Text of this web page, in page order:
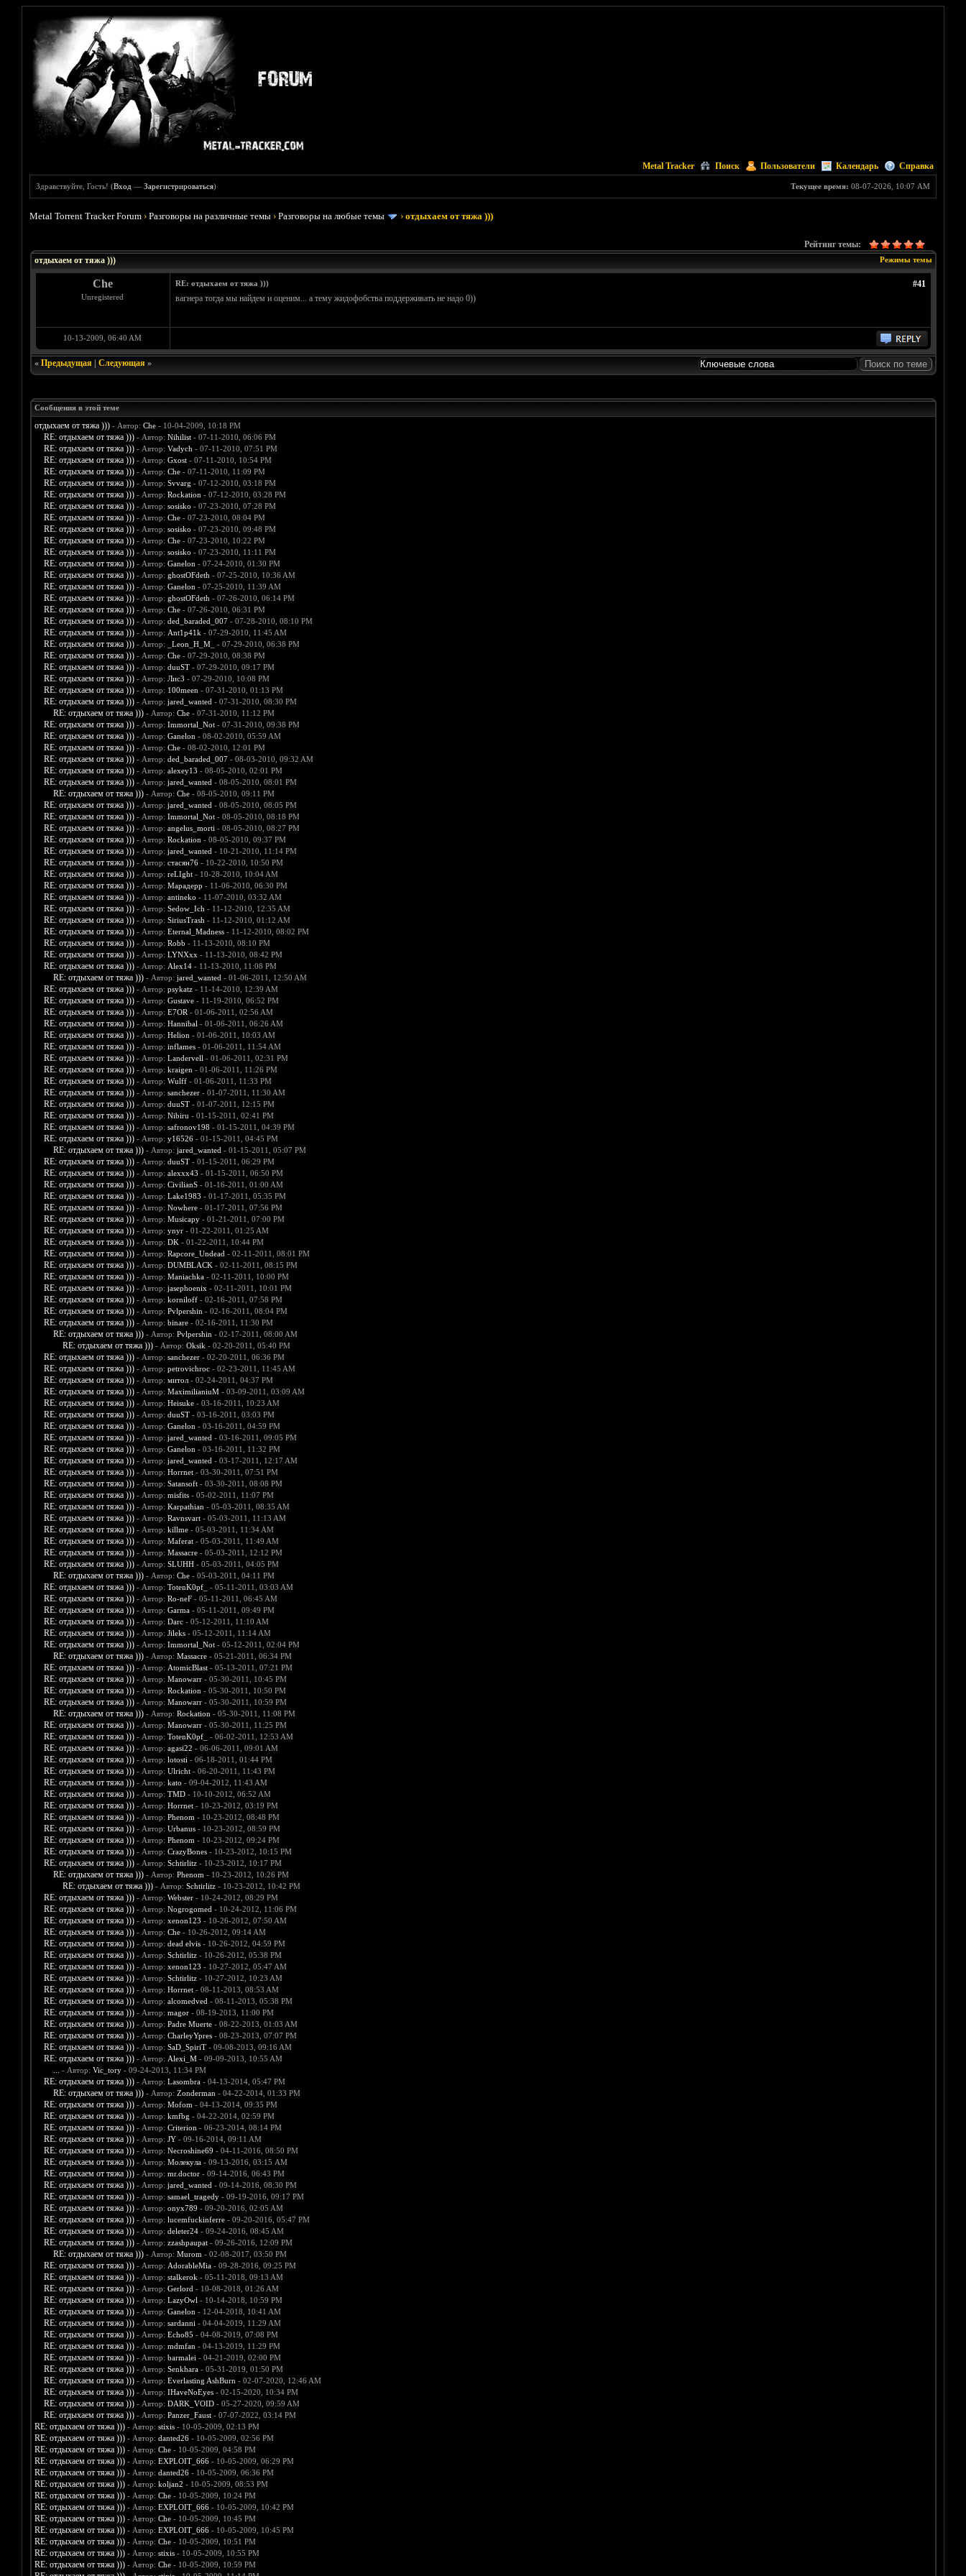
Metal Tracker Поиск Пользователи Календарь Справка
Текущее время: 08-07-2026, 10:07 AM
Здравствуйте, Гость! (Вход —Зарегистрироваться)
Metal Torrent Tracker Forum ›Разговоры на различные темы ›Разговоры на любые темы ›отдыхаем от тяжа )))
Рейтинг темы:
Режимы темы
отдыхаем от тяжа )))
Che
Unregistered
#41
RE: отдыхаем от тяжа )))
вагнера тогда мы найдем и оценим... а тему жидофобства поддерживать не надо 0))
10-13-2009, 06:40 AM
« Предыдущая| Следующая»
Сообщения в этой теме
отдыхаем от тяжа ))) - Автор: Che- 10-04-2009, 10:18 PM
RE: отдыхаем от тяжа ))) - Автор: Nihilist- 07-11-2010, 06:06 PM
RE: отдыхаем от тяжа ))) - Автор: Vadych - 07-11-2010, 07:51 PM
RE: отдыхаем от тяжа ))) - Автор: Gxost- 07-11-2010, 10:54 PM
RE: отдыхаем от тяжа ))) - Автор: Che- 07-11-2010, 11:09 PM
RE: отдыхаем от тяжа ))) - Автор: Svvarg - 07-12-2010, 03:18 PM
RE: отдыхаем от тяжа ))) - Автор: Rockation - 07-12-2010, 03:28 PM
RE: отдыхаем от тяжа ))) - Автор: sosisko - 07-23-2010, 07:28 PM
RE: отдыхаем от тяжа ))) - Автор: Che- 07-23-2010, 08:04 PM
RE: отдыхаем от тяжа ))) - Автор: sosisko - 07-23-2010, 09:48 PM
RE: отдыхаем от тяжа ))) - Автор: Che- 07-23-2010, 10:22 PM
RE: отдыхаем от тяжа ))) - Автор: sosisko - 07-23-2010, 11:11 PM
RE: отдыхаем от тяжа ))) - Автор: Ganelon - 07-24-2010, 01:30 PM
RE: отдыхаем от тяжа ))) - Автор: ghostOFdeth - 07-25-2010, 10:36 AM
RE: отдыхаем от тяжа ))) - Автор: Ganelon - 07-25-2010, 11:39 AM
RE: отдыхаем от тяжа ))) - Автор: ghostOFdeth - 07-26-2010, 06:14 PM
RE: отдыхаем от тяжа ))) - Автор: Che- 07-26-2010, 06:31 PM
RE: отдыхаем от тяжа ))) - Автор: ded_baraded_007- 07-28-2010, 08:10 PM
RE: отдыхаем от тяжа ))) - Автор: Ant1p41k - 07-29-2010, 11:45 AM
RE: отдыхаем от тяжа ))) - Автор: _Leon_H_M_ - 07-29-2010, 06:38 PM
RE: отдыхаем от тяжа ))) - Автор: Che- 07-29-2010, 08:38 PM
RE: отдыхаем от тяжа ))) - Автор: duuST- 07-29-2010, 09:17 PM
RE: отдыхаем от тяжа ))) - Автор: Лис3 - 07-29-2010, 10:08 PM
RE: отдыхаем от тяжа ))) - Автор: 100meen - 07-31-2010, 01:13 PM
RE: отдыхаем от тяжа ))) - Автор: jared_wanted - 07-31-2010, 08:30 PM
RE: отдыхаем от тяжа ))) - Автор: Che- 07-31-2010, 11:12 PM
RE: отдыхаем от тяжа ))) - Автор: Immortal_Not- 07-31-2010, 09:38 PM
RE: отдыхаем от тяжа ))) - Автор: Ganelon - 08-02-2010, 05:59 AM
RE: отдыхаем от тяжа ))) - Автор: Che- 08-02-2010, 12:01 PM
RE: отдыхаем от тяжа ))) - Автор: ded_baraded_007- 08-03-2010, 09:32 AM
RE: отдыхаем от тяжа ))) - Автор: alexey13 - 08-05-2010, 02:01 PM
RE: отдыхаем от тяжа ))) - Автор: jared_wanted - 08-05-2010, 08:01 PM
RE: отдыхаем от тяжа ))) - Автор: Che- 08-05-2010, 09:11 PM
RE: отдыхаем от тяжа ))) - Автор: jared_wanted - 08-05-2010, 08:05 PM
RE: отдыхаем от тяжа ))) - Автор: Immortal_Not- 08-05-2010, 08:18 PM
RE: отдыхаем от тяжа ))) - Автор: angelus_morti - 08-05-2010, 08:27 PM
RE: отдыхаем от тяжа ))) - Автор: Rockation - 08-05-2010, 09:37 PM
RE: отдыхаем от тяжа ))) - Автор: jared_wanted - 10-21-2010, 11:14 PM
RE: отдыхаем от тяжа ))) - Автор: стасян76- 10-22-2010, 10:50 PM
RE: отдыхаем от тяжа ))) - Автор: reLIght- 10-28-2010, 10:04 AM
RE: отдыхаем от тяжа ))) - Автор: Марадерр - 11-06-2010, 06:30 PM
RE: отдыхаем от тяжа ))) - Автор: antineko - 11-07-2010, 03:32 AM
RE: отдыхаем от тяжа ))) - Автор: Sedow_Ich - 11-12-2010, 12:35 AM
RE: отдыхаем от тяжа ))) - Автор: SiriusTrash - 11-12-2010, 01:12 AM
RE: отдыхаем от тяжа ))) - Автор: Eternal_Madness- 11-12-2010, 08:02 PM
RE: отдыхаем от тяжа ))) - Автор: Robb - 11-13-2010, 08:10 PM
RE: отдыхаем от тяжа ))) - Автор: LYNXxx - 11-13-2010, 08:42 PM
RE: отдыхаем от тяжа ))) - Автор: Alex14- 11-13-2010, 11:08 PM
RE: отдыхаем от тяжа ))) - Автор: jared_wanted - 01-06-2011, 12:50 AM
RE: отдыхаем от тяжа ))) - Автор: psykatz- 11-14-2010, 12:39 AM
RE: отдыхаем от тяжа ))) - Автор: Gustave- 11-19-2010, 06:52 PM
RE: отдыхаем от тяжа ))) - Автор: E7OR - 01-06-2011, 02:56 AM
RE: отдыхаем от тяжа ))) - Автор: Hannibal - 01-06-2011, 06:26 AM
RE: отдыхаем от тяжа ))) - Автор: Helion - 01-06-2011, 10:03 AM
RE: отдыхаем от тяжа ))) - Автор: inflames- 01-06-2011, 11:54 AM
RE: отдыхаем от тяжа ))) - Автор: Landervell - 01-06-2011, 02:31 PM
RE: отдыхаем от тяжа ))) - Автор: kraigen - 01-06-2011, 11:26 PM
RE: отдыхаем от тяжа ))) - Автор: Wulff- 01-06-2011, 11:33 PM
RE: отдыхаем от тяжа ))) - Автор: sanchezer- 01-07-2011, 11:30 AM
RE: отдыхаем от тяжа ))) - Автор: duuST- 01-07-2011, 12:15 PM
RE: отдыхаем от тяжа ))) - Автор: Nibiru - 01-15-2011, 02:41 PM
RE: отдыхаем от тяжа ))) - Автор: safronov198 - 01-15-2011, 04:39 PM
RE: отдыхаем от тяжа ))) - Автор: y16526- 01-15-2011, 04:45 PM
RE: отдыхаем от тяжа ))) - Автор: jared_wanted - 01-15-2011, 05:07 PM
RE: отдыхаем от тяжа ))) - Автор: duuST- 01-15-2011, 06:29 PM
RE: отдыхаем от тяжа ))) - Автор: alexxx43 - 01-15-2011, 06:50 PM
RE: отдыхаем от тяжа ))) - Автор: CivilianS- 01-16-2011, 01:00 AM
RE: отдыхаем от тяжа ))) - Автор: Lake1983 - 01-17-2011, 05:35 PM
RE: отдыхаем от тяжа ))) - Автор: Nowhere- 01-17-2011, 07:56 PM
RE: отдыхаем от тяжа ))) - Автор: Musicapy- 01-21-2011, 07:00 PM
RE: отдыхаем от тяжа ))) - Автор: ynyr- 01-22-2011, 01:25 AM
RE: отдыхаем от тяжа ))) - Автор: DK- 01-22-2011, 10:44 PM
RE: отдыхаем от тяжа ))) - Автор: Rapcore_Undead - 02-11-2011, 08:01 PM
RE: отдыхаем от тяжа ))) - Автор: DUMBLACK- 02-11-2011, 08:15 PM
RE: отдыхаем от тяжа ))) - Автор: Maniachka- 02-11-2011, 10:00 PM
RE: отдыхаем от тяжа ))) - Автор: jasephoenix - 02-11-2011, 10:01 PM
RE: отдыхаем от тяжа ))) - Автор: korniloff- 02-16-2011, 07:58 PM
RE: отдыхаем от тяжа ))) - Автор: Pvlpershin - 02-16-2011, 08:04 PM
RE: отдыхаем от тяжа ))) - Автор: binare- 02-16-2011, 11:30 PM
RE: отдыхаем от тяжа ))) - Автор: Pvlpershin - 02-17-2011, 08:00 AM
RE: отдыхаем от тяжа ))) - Автор: Oksik - 02-20-2011, 05:40 PM
RE: отдыхаем от тяжа ))) - Автор: sanchezer- 02-20-2011, 06:36 PM
RE: отдыхаем от тяжа ))) - Автор: petrovichroc- 02-23-2011, 11:45 AM
RE: отдыхаем от тяжа ))) - Автор: митол- 02-24-2011, 04:37 PM
RE: отдыхаем от тяжа ))) - Автор: MaximilianiuM- 03-09-2011, 03:09 AM
RE: отдыхаем от тяжа ))) - Автор: Heisuke- 03-16-2011, 10:23 AM
RE: отдыхаем от тяжа ))) - Автор: duuST- 03-16-2011, 03:03 PM
RE: отдыхаем от тяжа ))) - Автор: Ganelon - 03-16-2011, 04:59 PM
RE: отдыхаем от тяжа ))) - Автор: jared_wanted - 03-16-2011, 09:05 PM
RE: отдыхаем от тяжа ))) - Автор: Ganelon - 03-16-2011, 11:32 PM
RE: отдыхаем от тяжа ))) - Автор: jared_wanted - 03-17-2011, 12:17 AM
RE: отдыхаем от тяжа ))) - Автор: Horrnet- 03-30-2011, 07:51 PM
RE: отдыхаем от тяжа ))) - Автор: Satansoft- 03-30-2011, 08:08 PM
RE: отдыхаем от тяжа ))) - Автор: misfits- 05-02-2011, 11:07 PM
RE: отдыхаем от тяжа ))) - Автор: Karpathian - 05-03-2011, 08:35 AM
RE: отдыхаем от тяжа ))) - Автор: Ravnsvart- 05-03-2011, 11:13 AM
RE: отдыхаем от тяжа ))) - Автор: killme- 05-03-2011, 11:34 AM
RE: отдыхаем от тяжа ))) - Автор: Maferat- 05-03-2011, 11:49 AM
RE: отдыхаем от тяжа ))) - Автор: Massacre- 05-03-2011, 12:12 PM
RE: отдыхаем от тяжа ))) - Автор: SLUHH- 05-03-2011, 04:05 PM
RE: отдыхаем от тяжа ))) - Автор: Che- 05-03-2011, 04:11 PM
RE: отдыхаем от тяжа ))) - Автор: TotenK0pf_ - 05-11-2011, 03:03 AM
RE: отдыхаем от тяжа ))) - Автор: Ro-neF- 05-11-2011, 06:45 AM
RE: отдыхаем от тяжа ))) - Автор: Garma- 05-11-2011, 09:49 PM
RE: отдыхаем от тяжа ))) - Автор: Darc- 05-12-2011, 11:10 AM
RE: отдыхаем от тяжа ))) - Автор: Jileks- 05-12-2011, 11:14 AM
RE: отдыхаем от тяжа ))) - Автор: Immortal_Not- 05-12-2011, 02:04 PM
RE: отдыхаем от тяжа ))) - Автор: Massacre- 05-21-2011, 06:34 PM
RE: отдыхаем от тяжа ))) - Автор: AtomicBlast- 05-13-2011, 07:21 PM
RE: отдыхаем от тяжа ))) - Автор: Manowarr- 05-30-2011, 10:45 PM
RE: отдыхаем от тяжа ))) - Автор: Rockation - 05-30-2011, 10:50 PM
RE: отдыхаем от тяжа ))) - Автор: Manowarr- 05-30-2011, 10:59 PM
RE: отдыхаем от тяжа ))) - Автор: Rockation - 05-30-2011, 11:08 PM
RE: отдыхаем от тяжа ))) - Автор: Manowarr- 05-30-2011, 11:25 PM
RE: отдыхаем от тяжа ))) - Автор: TotenK0pf_ - 06-02-2011, 12:53 AM
RE: отдыхаем от тяжа ))) - Автор: agasi22 - 06-06-2011, 09:01 AM
RE: отдыхаем от тяжа ))) - Автор: lotosti - 06-18-2011, 01:44 PM
RE: отдыхаем от тяжа ))) - Автор: Ulricht- 06-20-2011, 11:43 PM
RE: отдыхаем от тяжа ))) - Автор: kato - 09-04-2012, 11:43 AM
RE: отдыхаем от тяжа ))) - Автор: TMD- 10-10-2012, 06:52 AM
RE: отдыхаем от тяжа ))) - Автор: Horrnet- 10-23-2012, 03:19 PM
RE: отдыхаем от тяжа ))) - Автор: Phenom - 10-23-2012, 08:48 PM
RE: отдыхаем от тяжа ))) - Автор: Urbanus- 10-23-2012, 08:59 PM
RE: отдыхаем от тяжа ))) - Автор: Phenom - 10-23-2012, 09:24 PM
RE: отдыхаем от тяжа ))) - Автор: CrazyBones- 10-23-2012, 10:15 PM
RE: отдыхаем от тяжа ))) - Автор: Schtirlitz- 10-23-2012, 10:17 PM
RE: отдыхаем от тяжа ))) - Автор: Phenom - 10-23-2012, 10:26 PM
RE: отдыхаем от тяжа ))) - Автор: Schtirlitz- 10-23-2012, 10:42 PM
RE: отдыхаем от тяжа ))) - Автор: Webster- 10-24-2012, 08:29 PM
RE: отдыхаем от тяжа ))) - Автор: Nogrogomed - 10-24-2012, 11:06 PM
RE: отдыхаем от тяжа ))) - Автор: xenon123 - 10-26-2012, 07:50 AM
RE: отдыхаем от тяжа ))) - Автор: Che- 10-26-2012, 09:14 AM
RE: отдыхаем от тяжа ))) - Автор: dead elvis- 10-26-2012, 04:59 PM
RE: отдыхаем от тяжа ))) - Автор: Schtirlitz- 10-26-2012, 05:38 PM
RE: отдыхаем от тяжа ))) - Автор: xenon123 - 10-27-2012, 05:47 AM
RE: отдыхаем от тяжа ))) - Автор: Schtirlitz- 10-27-2012, 10:23 AM
RE: отдыхаем от тяжа ))) - Автор: Horrnet- 08-11-2013, 08:53 AM
RE: отдыхаем от тяжа ))) - Автор: alcomedved - 08-11-2013, 05:38 PM
RE: отдыхаем от тяжа ))) - Автор: magor- 08-19-2013, 11:00 PM
RE: отдыхаем от тяжа ))) - Автор: Padre Muerte- 08-22-2013, 01:03 AM
RE: отдыхаем от тяжа ))) - Автор: CharleyYpres- 08-23-2013, 07:07 PM
RE: отдыхаем от тяжа ))) - Автор: SaD_SpiriT- 09-08-2013, 09:16 AM
RE: отдыхаем от тяжа ))) - Автор: Alexi_M- 09-09-2013, 10:55 AM
... - Автор: Vic_tory- 09-24-2013, 11:34 PM
RE: отдыхаем от тяжа ))) - Автор: Lasombra- 04-13-2014, 05:47 PM
RE: отдыхаем от тяжа ))) - Автор: Zonderman - 04-22-2014, 01:33 PM
RE: отдыхаем от тяжа ))) - Автор: Mofom - 04-13-2014, 09:35 PM
RE: отдыхаем от тяжа ))) - Автор: kmfbg - 04-22-2014, 02:59 PM
RE: отдыхаем от тяжа ))) - Автор: Criterion - 06-23-2014, 08:14 PM
RE: отдыхаем от тяжа ))) - Автор: JY- 09-16-2014, 09:11 AM
RE: отдыхаем от тяжа ))) - Автор: Necroshine69 - 04-11-2016, 08:50 PM
RE: отдыхаем от тяжа ))) - Автор: Молекула- 09-13-2016, 03:15 AM
RE: отдыхаем от тяжа ))) - Автор: mr.doctor- 09-14-2016, 06:43 PM
RE: отдыхаем от тяжа ))) - Автор: jared_wanted - 09-14-2016, 08:30 PM
RE: отдыхаем от тяжа ))) - Автор: samael_tragedy- 09-19-2016, 09:17 PM
RE: отдыхаем от тяжа ))) - Автор: onyx789 - 09-20-2016, 02:05 AM
RE: отдыхаем от тяжа ))) - Автор: lucemfuckinferre- 09-20-2016, 05:47 PM
RE: отдыхаем от тяжа ))) - Автор: deleter24- 09-24-2016, 08:45 AM
RE: отдыхаем от тяжа ))) - Автор: zzashpaupat- 09-26-2016, 12:09 PM
RE: отдыхаем от тяжа ))) - Автор: Murom - 02-08-2017, 03:50 PM
RE: отдыхаем от тяжа ))) - Автор: AdorableMia- 09-28-2016, 09:25 PM
RE: отдыхаем от тяжа ))) - Автор: stalkerok - 05-11-2018, 09:13 AM
RE: отдыхаем от тяжа ))) - Автор: Gerlord - 10-08-2018, 01:26 AM
RE: отдыхаем от тяжа ))) - Автор: LazyOwl - 10-14-2018, 10:59 PM
RE: отдыхаем от тяжа ))) - Автор: Ganelon - 12-04-2018, 10:41 AM
RE: отдыхаем от тяжа ))) - Автор: sardanni - 04-04-2019, 11:29 AM
RE: отдыхаем от тяжа ))) - Автор: Echo85 - 04-08-2019, 07:08 PM
RE: отдыхаем от тяжа ))) - Автор: mdmfan - 04-13-2019, 11:29 PM
RE: отдыхаем от тяжа ))) - Автор: barmalei - 04-21-2019, 02:00 PM
RE: отдыхаем от тяжа ))) - Автор: Senkhara- 05-31-2019, 01:50 PM
RE: отдыхаем от тяжа ))) - Автор: Everlasting AshBurn - 02-07-2020, 12:46 AM
RE: отдыхаем от тяжа ))) - Автор: IHaveNoEyes- 02-15-2020, 10:34 PM
RE: отдыхаем от тяжа ))) - Автор: DARK_VOID- 05-27-2020, 09:59 AM
RE: отдыхаем от тяжа ))) - Автор: Panzer_Faust- 07-07-2022, 03:14 PM
RE: отдыхаем от тяжа ))) - Автор: stixis- 10-05-2009, 02:13 PM
RE: отдыхаем от тяжа ))) - Автор: danted26- 10-05-2009, 02:56 PM
RE: отдыхаем от тяжа ))) - Автор: Che- 10-05-2009, 04:58 PM
RE: отдыхаем от тяжа ))) - Автор: EXPLOIT_666- 10-05-2009, 06:29 PM
RE: отдыхаем от тяжа ))) - Автор: danted26- 10-05-2009, 06:36 PM
RE: отдыхаем от тяжа ))) - Автор: koljan2 - 10-05-2009, 08:53 PM
RE: отдыхаем от тяжа ))) - Автор: Che- 10-05-2009, 10:24 PM
RE: отдыхаем от тяжа ))) - Автор: EXPLOIT_666- 10-05-2009, 10:42 PM
RE: отдыхаем от тяжа ))) - Автор: Che- 10-05-2009, 10:45 PM
RE: отдыхаем от тяжа ))) - Автор: EXPLOIT_666- 10-05-2009, 10:45 PM
RE: отдыхаем от тяжа ))) - Автор: Che- 10-05-2009, 10:51 PM
RE: отдыхаем от тяжа ))) - Автор: stixis- 10-05-2009, 10:55 PM
RE: отдыхаем от тяжа ))) - Автор: Che- 10-05-2009, 10:59 PM